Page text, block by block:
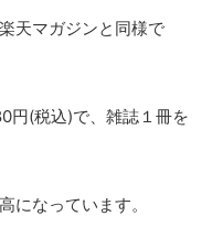
天マガジンと同様で
円(税込)で、雑誌１冊を
になっています。